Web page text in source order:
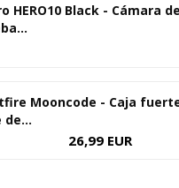
HERO10 Black - Cámara
Mooncode - Caja
de...
26,99 EUR